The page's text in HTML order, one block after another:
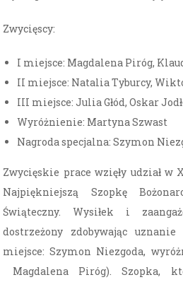
Zwycięscy:
I miejsce: Magdalena Piróg,
II miejsce: Natalia Tyburcy,
III miejsce: Julia Głód, Oskar
Wyróżnienie: Martyna Szwast
Nagroda specjalna: Szymon
Zwycięskie prace wzięły udział
Najpiękniejszą Szopkę
Świąteczny. Wysiłek i
dostrzeżony zdobywając
miejsce: Szymon Niezgoda,
Magdalena Piróg). Szopka,